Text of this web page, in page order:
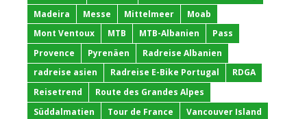
Madeira
Messe Mittelmeer
Moab
Mont Ventoux
MTB MTB-Albanien
Pass
Provence
Pyrenäen
Radreise Albanien
radreise asien
Radreise E-Bike Portugal
RDGA
Reisetrend
Route des Grandes Alpes
Süddalmatien
Tour de France Vancouver Island